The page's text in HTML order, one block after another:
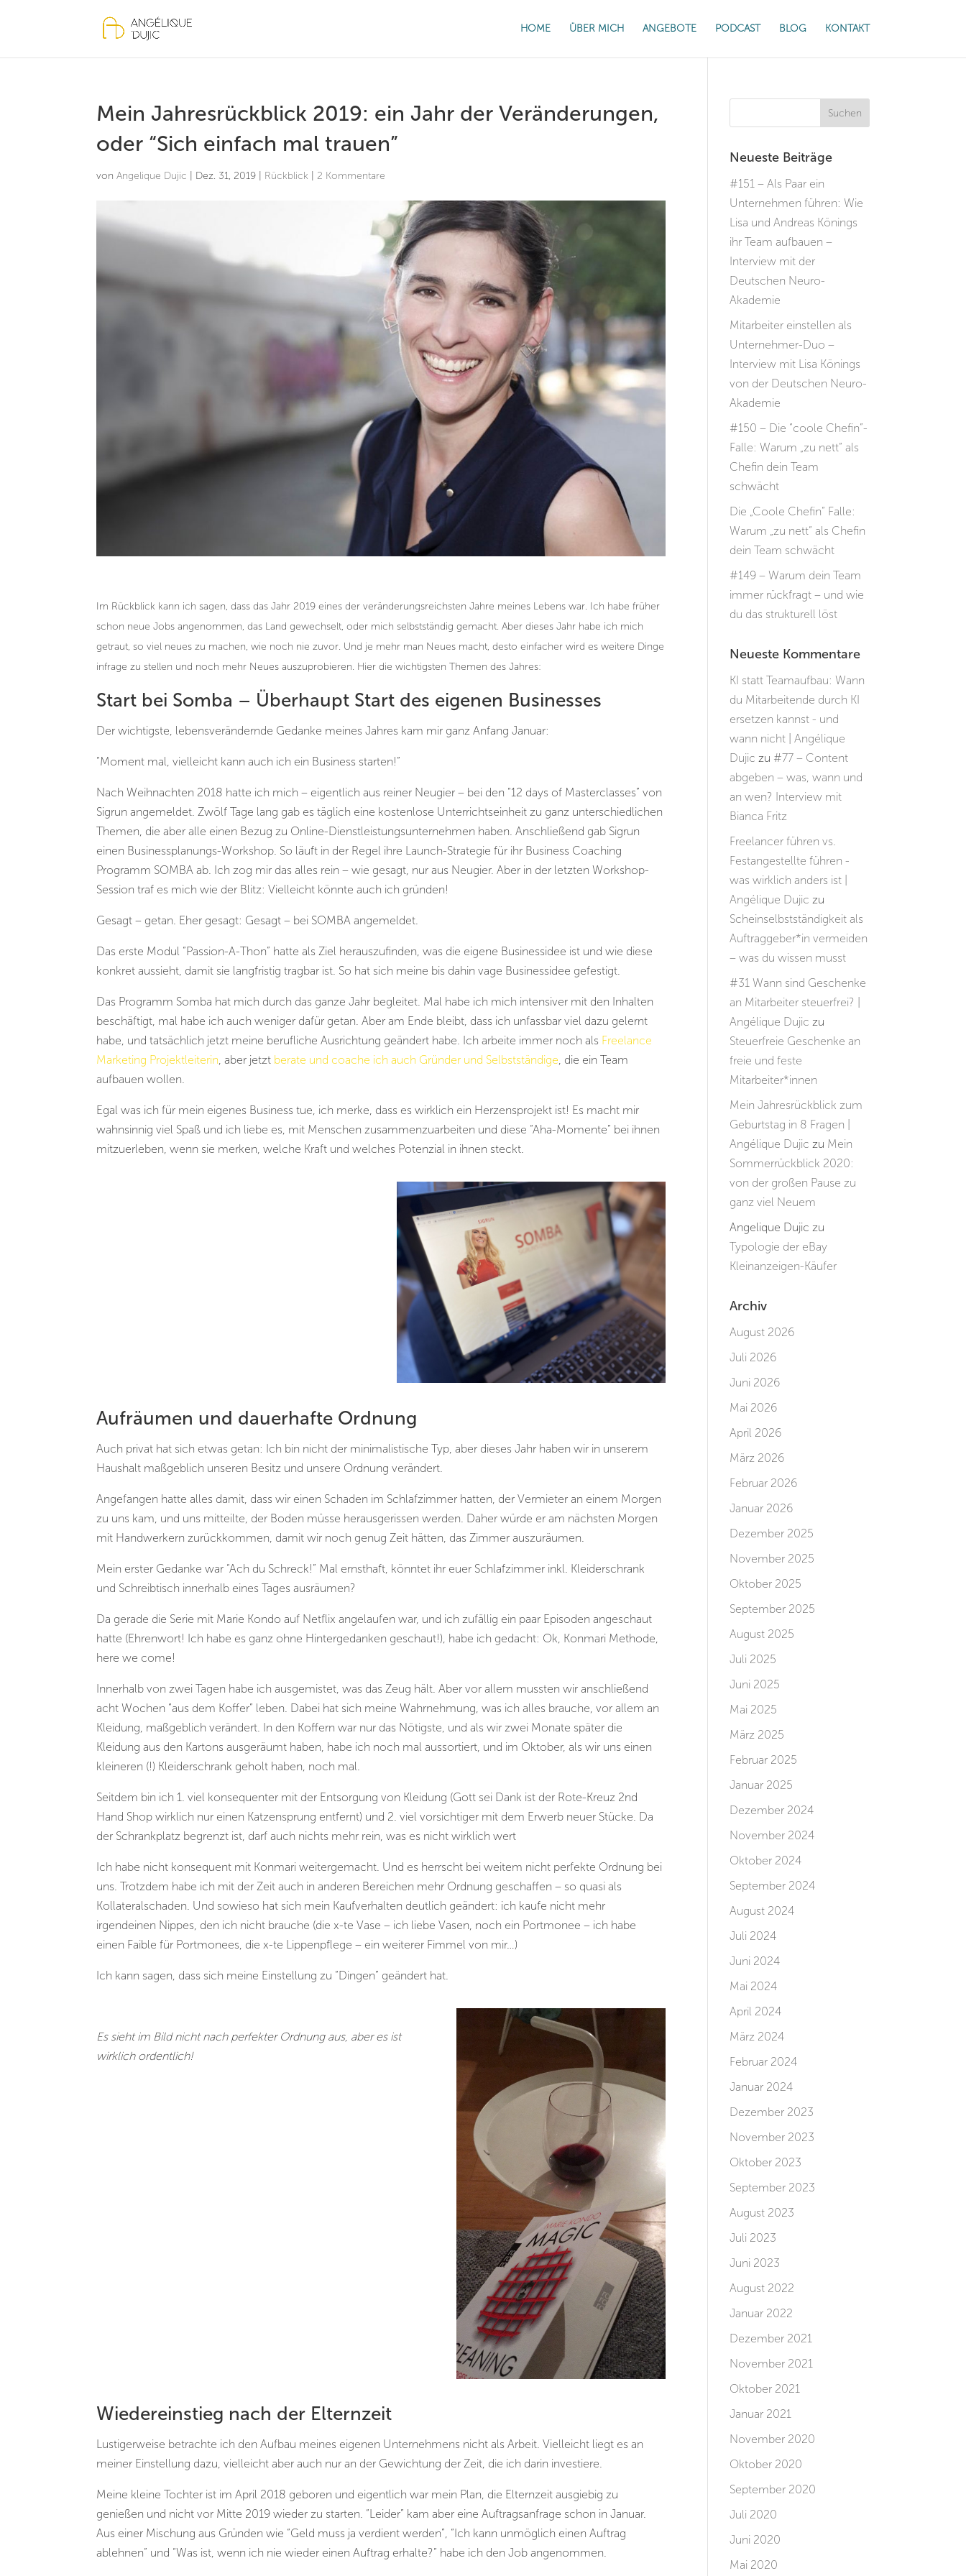
HOME ÜBER MICH ANGEBOTE PODCAST BLOG KONTAKT
Mein Jahresrückblick 2019: ein Jahr der Veränderungen,
oder “Sich einfach mal trauen”
vonAngelique Dujic Dez. 31, 2019 Rückblick 2 Kommentare
Im Rückblick kann ich sagen, dass das Jahr 2019 eines der veränderungsreichsten Jahre meines Lebens war. Ich habe früher
schon neue Jobs angenommen, das Land gewechselt, oder mich selbstständig gemacht. Aber dieses Jahr habe ich mich
getraut, so viel neues zu machen, wie noch nie zuvor. Und je mehr man Neues macht, desto einfacher wird es weitere Dinge
infrage zu stellen und noch mehr Neues auszuprobieren. Hier die wichtigsten Themen des Jahres:
Start bei Somba – Überhaupt Start des eigenen Businesses
Der wichtigste, lebensverändernde Gedanke meines Jahres kam mir ganz Anfang Januar:
“Moment mal, vielleicht kann auch ich ein Business starten!”
Nach Weihnachten 2018 hatte ich mich – eigentlich aus reiner Neugier – bei den “12 days of Masterclasses” von
Sigrun angemeldet. Zwölf Tage lang gab es täglich eine kostenlose Unterrichtseinheit zu ganz unterschiedlichen
Themen, die aber alle einen Bezug zu Online-Dienstleistungsunternehmen haben. Anschließend gab Sigrun
einen Businessplanungs-Workshop. So läuft in der Regel ihre Launch-Strategie für ihr Business Coaching
Programm SOMBA ab. Ich zog mir das alles rein – wie gesagt, nur aus Neugier. Aber in der letzten Workshop-
Session traf es mich wie der Blitz: Vielleicht könnte auch ich gründen!
Gesagt – getan. Eher gesagt: Gesagt – bei SOMBA angemeldet.
Das erste Modul “Passion-A-Thon” hatte als Ziel herauszufinden, was die eigene Businessidee ist und wie diese
konkret aussieht, damit sie langfristig tragbar ist. So hat sich meine bis dahin vage Businessidee gefestigt.
Das Programm Somba hat mich durch das ganze Jahr begleitet. Mal habe ich mich intensiver mit den Inhalten
beschäftigt, mal habe ich auch weniger dafür getan. Aber am Ende bleibt, dass ich unfassbar viel dazu gelernt
habe, und tatsächlich jetzt meine berufliche Ausrichtung geändert habe. Ich arbeite immer noch als Freelance
Marketing Projektleiterin, aber jetzt berate und coache ich auch Gründer und Selbstständige, die ein Team
aufbauen wollen.
Egal was ich für mein eigenes Business tue, ich merke, dass es wirklich ein Herzensprojekt ist! Es macht mir
wahnsinnig viel Spaß und ich liebe es, mit Menschen zusammenzuarbeiten und diese “Aha-Momente” bei ihnen
mitzuerleben, wenn sie merken, welche Kraft und welches Potenzial in ihnen steckt.
Aufräumen und dauerhafte Ordnung
Auch privat hat sich etwas getan: Ich bin nicht der minimalistische Typ, aber dieses Jahr haben wir in unserem
Haushalt maßgeblich unseren Besitz und unsere Ordnung verändert.
Angefangen hatte alles damit, dass wir einen Schaden im Schlafzimmer hatten, der Vermieter an einem Morgen
zu uns kam, und uns mitteilte, der Boden müsse herausgerissen werden. Daher würde er am nächsten Morgen
mit Handwerkern zurückkommen, damit wir noch genug Zeit hätten, das Zimmer auszuräumen.
Mein erster Gedanke war “Ach du Schreck!” Mal ernsthaft, könntet ihr euer Schlafzimmer inkl. Kleiderschrank
und Schreibtisch innerhalb eines Tages ausräumen?
Da gerade die Serie mit Marie Kondo auf Netflix angelaufen war, und ich zufällig ein paar Episoden angeschaut
hatte (Ehrenwort! Ich habe es ganz ohne Hintergedanken geschaut!), habe ich gedacht: Ok, Konmari Methode,
here we come!
Innerhalb von zwei Tagen habe ich ausgemistet, was das Zeug hält. Aber vor allem mussten wir anschließend
acht Wochen “aus dem Koffer” leben. Dabei hat sich meine Wahrnehmung, was ich alles brauche, vor allem an
Kleidung, maßgeblich verändert. In den Koffern war nur das Nötigste, und als wir zwei Monate später die
Kleidung aus den Kartons ausgeräumt haben, habe ich noch mal aussortiert, und im Oktober, als wir uns einen
kleineren (!) Kleiderschrank geholt haben, noch mal.
Seitdem bin ich 1. viel konsequenter mit der Entsorgung von Kleidung (Gott sei Dank ist der Rote-Kreuz 2nd
Hand Shop wirklich nur einen Katzensprung entfernt) und 2. viel vorsichtiger mit dem Erwerb neuer Stücke. Da
der Schrankplatz begrenzt ist, darf auch nichts mehr rein, was es nicht wirklich wert
Ich habe nicht konsequent mit Konmari weitergemacht. Und es herrscht bei weitem nicht perfekte Ordnung bei
uns. Trotzdem habe ich mit der Zeit auch in anderen Bereichen mehr Ordnung geschaffen – so quasi als
Kollateralschaden. Und sowieso hat sich mein Kaufverhalten deutlich geändert: ich kaufe nicht mehr
irgendeinen Nippes, den ich nicht brauche (die x-te Vase – ich liebe Vasen, noch ein Portmonee – ich habe
einen Faible für Portmonees, die x-te Lippenpflege – ein weiterer Fimmel von mir…)
Ich kann sagen, dass sich meine Einstellung zu “Dingen” geändert hat.
Es sieht im Bild nicht nach perfekter Ordnung aus, aber es ist
wirklich ordentlich!
Wiedereinstieg nach der Elternzeit
Lustigerweise betrachte ich den Aufbau meines eigenen Unternehmens nicht als Arbeit. Vielleicht liegt es an
meiner Einstellung dazu, vielleicht aber auch nur an der Gewichtung der Zeit, die ich darin investiere.
Meine kleine Tochter ist im April 2018 geboren und eigentlich war mein Plan, die Elternzeit ausgiebig zu
genießen und nicht vor Mitte 2019 wieder zu starten. “Leider” kam aber eine Auftragsanfrage schon in Januar.
Aus einer Mischung aus Gründen wie “Geld muss ja verdient werden”, “Ich kann unmöglich einen Auftrag
ablehnen” und “Was ist, wenn ich nie wieder einen Auftrag erhalte?” habe ich den Job angenommen.
Neueste Beiträge
#151 – Als Paar ein
Unternehmen führen: Wie
Lisa und Andreas Könings
ihr Team aufbauen –
Interview mit der
Deutschen Neuro-
Akademie
Mitarbeiter einstellen als
Unternehmer-Duo –
Interview mit Lisa Könings
von der Deutschen Neuro-
Akademie
#150 – Die “coole Chefin”-
Falle: Warum „zu nett“ als
Chefin dein Team
schwächt
Die „Coole Chefin“ Falle:
Warum „zu nett“ als Chefin
dein Team schwächt
#149 – Warum dein Team
immer rückfragt – und wie
du das strukturell löst
Neueste Kommentare
KI statt Teamaufbau: Wann
du Mitarbeitende durch KI
ersetzen kannst - und
wann nicht | Angélique
Dujic zu #77 – Content
abgeben – was, wann und
an wen? Interview mit
Bianca Fritz
Freelancer führen vs.
Festangestellte führen -
was wirklich anders ist |
Angélique Dujic zu
Scheinselbstständigkeit als
Auftraggeber*in vermeiden
– was du wissen musst
#31 Wann sind Geschenke
an Mitarbeiter steuerfrei? |
Angélique Dujic zu
Steuerfreie Geschenke an
freie und feste
Mitarbeiter*innen
Mein Jahresrückblick zum
Geburtstag in 8 Fragen |
Angélique Dujic zu Mein
Sommerrückblick 2020:
von der großen Pause zu
ganz viel Neuem
Angelique Dujic zu
Typologie der eBay
Kleinanzeigen-Käufer
Archiv
August 2026
Juli 2026
Juni 2026
Mai 2026
April 2026
März 2026
Februar 2026
Januar 2026
Dezember 2025
November 2025
Oktober 2025
September 2025
August 2025
Juli 2025
Juni 2025
Mai 2025
März 2025
Februar 2025
Januar 2025
Dezember 2024
November 2024
Oktober 2024
September 2024
August 2024
Juli 2024
Juni 2024
Mai 2024
April 2024
März 2024
Februar 2024
Januar 2024
Dezember 2023
November 2023
Oktober 2023
September 2023
August 2023
Juli 2023
Juni 2023
August 2022
Januar 2022
Dezember 2021
November 2021
Oktober 2021
Januar 2021
November 2020
Oktober 2020
September 2020
Juli 2020
Juni 2020
Mai 2020